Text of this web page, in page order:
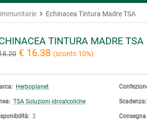
Echinacea Tintura Madre TSA
TINTURA MADRE TSA
€ 16.38 (sconto 10%)
Herboplanet
TSA Soluzioni idroalcoliche
2
Scadenza: